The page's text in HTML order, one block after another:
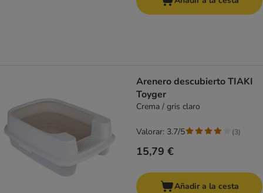
Arenero descubierto TIAKI
Toyger
Crema / gris claro
15,79 €
Valorar: 3.7/5 (3)
Añadir a la cesta